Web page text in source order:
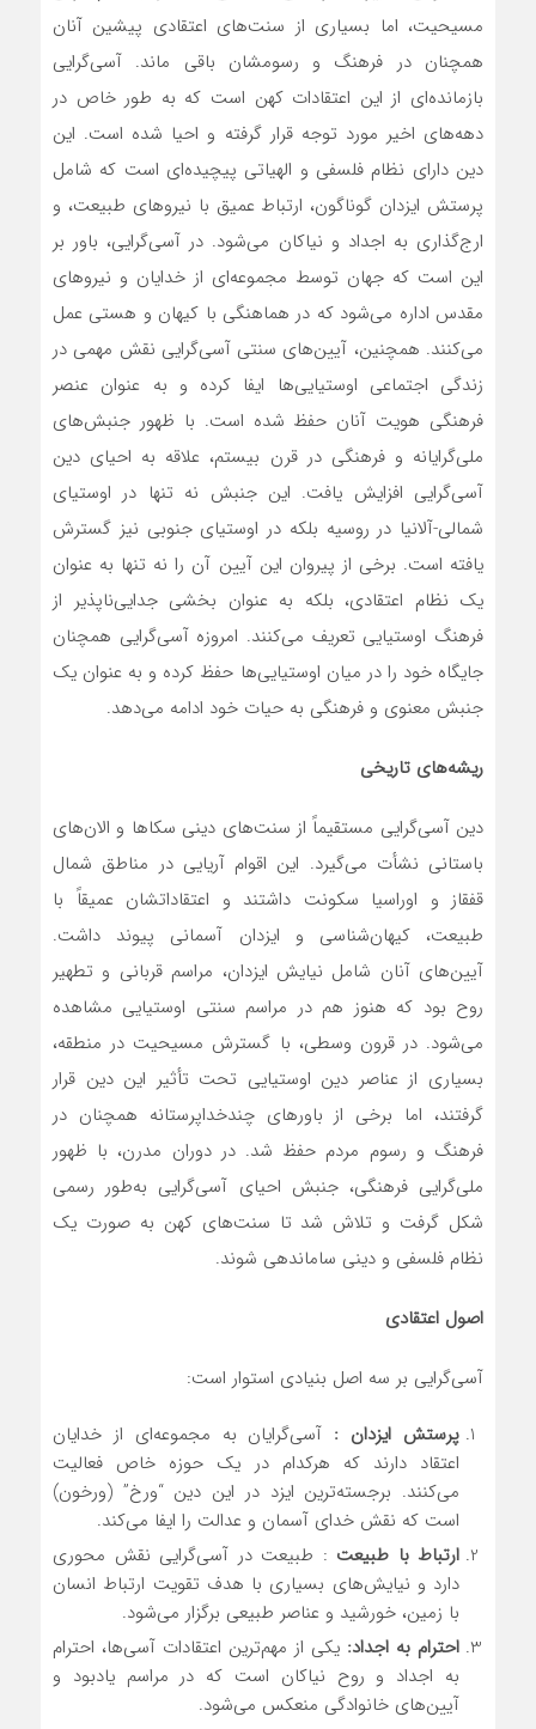
مسیحیت، اما بسیاری از سنت‌های اعتقادی پیشین آنان
همچنان در فرهنگ و رسومشان باقی ماند. آسی‌گرایی
بازمانده‌ای از این اعتقادات کهن است که به طور خاص در
دهه‌های اخیر مورد توجه قرار گرفته و احیا شده است. این
دین دارای نظام فلسفی و الهیاتی پیچیده‌ای است که شامل
پرستش ایزدان گوناگون، ارتباط عمیق با نیروهای طبیعت، و
ارج‌گذاری به اجداد و نیاکان می‌شود. در آسی‌گرایی، باور بر
این است که جهان توسط مجموعه‌ای از خدایان و نیروهای
مقدس اداره می‌شود که در هماهنگی با کیهان و هستی عمل
می‌کنند. همچنین، آیین‌های سنتی آسی‌گرایی نقش مهمی در
زندگی اجتماعی اوستیایی‌ها ایفا کرده و به عنوان عنصر
فرهنگی هویت آنان حفظ شده است. با ظهور جنبش‌های
ملی‌گرایانه و فرهنگی در قرن بیستم، علاقه به احیای دین
آسی‌گرایی افزایش یافت. این جنبش نه تنها در اوستیای
شمالی-آلانیا در روسیه بلکه در اوستیای جنوبی نیز گسترش
یافته است. برخی از پیروان این آیین آن را نه تنها به عنوان
یک نظام اعتقادی، بلکه به عنوان بخشی جدایی‌ناپذیر از
فرهنگ اوستیایی تعریف می‌کنند. امروزه آسی‌گرایی همچنان
جایگاه خود را در میان اوستیایی‌ها حفظ کرده و به عنوان یک
جنبش معنوی و فرهنگی به حیات خود ادامه می‌دهد.
ریشه‌های تاریخی
دین آسی‌گرایی مستقیماً از سنت‌های دینی سکاها و الان‌های
باستانی نشأت می‌گیرد. این اقوام آریایی در مناطق شمال
قفقاز و اوراسیا سکونت داشتند و اعتقاداتشان عمیقاً با
طبیعت، کیهان‌شناسی و ایزدان آسمانی پیوند داشت.
آیین‌های آنان شامل نیایش ایزدان، مراسم قربانی و تطهیر
روح بود که هنوز هم در مراسم سنتی اوستیایی مشاهده
می‌شود. در قرون وسطی، با گسترش مسیحیت در منطقه،
بسیاری از عناصر دین اوستیایی تحت تأثیر این دین قرار
گرفتند، اما برخی از باورهای چندخداپرستانه همچنان در
فرهنگ و رسوم مردم حفظ شد. در دوران مدرن، با ظهور
ملی‌گرایی فرهنگی، جنبش احیای آسی‌گرایی به‌طور رسمی
شکل گرفت و تلاش شد تا سنت‌های کهن به صورت یک
نظام فلسفی و دینی ساماندهی شوند.
اصول اعتقادی
آسی‌گرایی بر سه اصل بنیادی استوار است:
پرستش ایزدان : آسی‌گرایان به مجموعه‌ای از خدایان
اعتقاد دارند که هرکدام در یک حوزه خاص فعالیت
می‌کنند. برجسته‌ترین ایزد در این دین “ورخ” (ورخون)
است که نقش خدای آسمان و عدالت را ایفا می‌کند.
ارتباط با طبیعت : طبیعت در آسی‌گرایی نقش محوری
دارد و نیایش‌های بسیاری با هدف تقویت ارتباط انسان
با زمین، خورشید و عناصر طبیعی برگزار می‌شود.
احترام به اجداد: یکی از مهم‌ترین اعتقادات آسی‌ها، احترام
به اجداد و روح نیاکان است که در مراسم یادبود و
آیین‌های خانوادگی منعکس می‌شود.